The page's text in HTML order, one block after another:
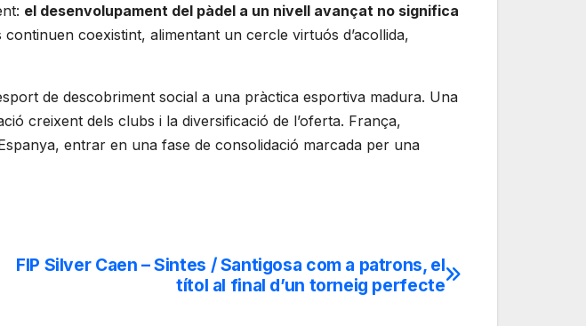
el desenvolupament del pàdel a un nivell avançat no significa
coexistint, alimentant un cercle virtuós d’acollida,
de descobriment social a una pràctica esportiva madura. Una
creixent dels clubs i la diversificació de l’oferta. França,
entrar en una fase de consolidació marcada per una
FIP Silver Caen – Sintes / Santigosa com a patrons, el
títol al final d’un torneig perfecte